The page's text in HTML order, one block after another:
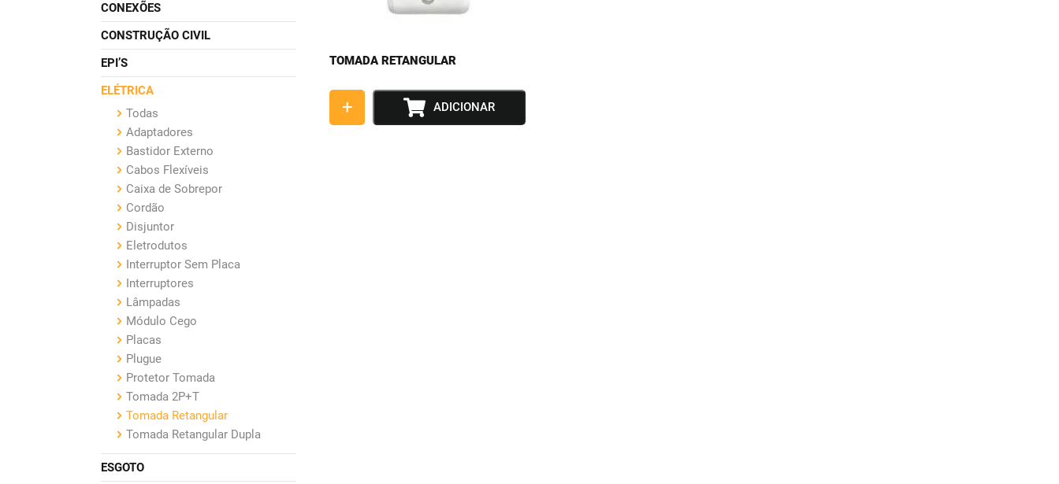
CONEXÕES
CONSTRUÇÃO CIVIL
EPI’S
ELÉTRICA
Todas
Adaptadores
Bastidor Externo
Cabos Flexíveis
Caixa de Sobrepor
Cordão
Disjuntor
Eletrodutos
Interruptor Sem Placa
Interruptores
Lâmpadas
Módulo Cego
Placas
Plugue
Protetor Tomada
Tomada 2P+T
Tomada Retangular
Tomada Retangular Dupla
ESGOTO
TOMADA RETANGULAR
+ ADICIONAR